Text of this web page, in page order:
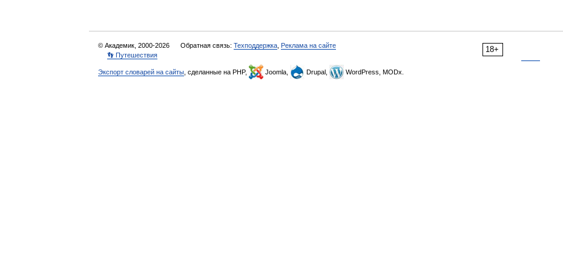
18+
© Академик, 2000-2026 Обратная связь: Техподдержка Реклама на сайте
👣 Путешествия
Экспорт словарей на сайты , сделанные на PHP, Joomla, Drupal, WordPress, MODx.